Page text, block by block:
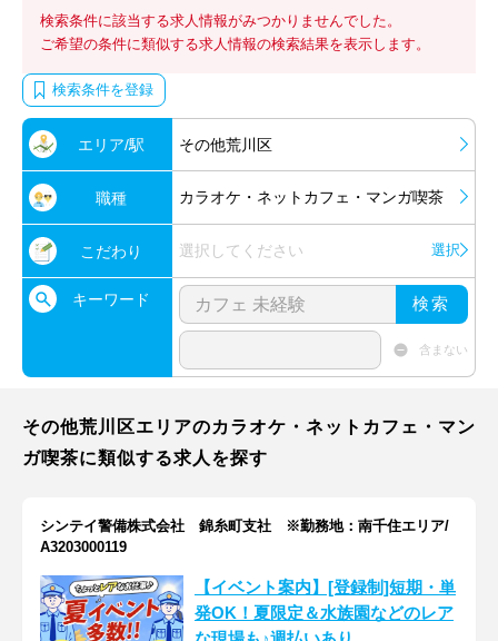
検索条件に該当する求人情報がみつかりませんでした。
ご希望の条件に類似する求人情報の検索結果を表示します。
検索条件を登録
エリア/駅 その他荒川区
職種 カラオケ・ネットカフェ・マンガ喫茶
こだわり 選択してください 選択
キーワード 検索
含まない
その他荒川区エリアのカラオケ・ネットカフェ・マン
ガ喫茶に類似する求人を探す
シンテイ警備株式会社 錦糸町支社 ※勤務地：南千住エリア/
A3203000119
【イベント案内】[登録制]短期・単
発OK！夏限定＆水族園などのレア